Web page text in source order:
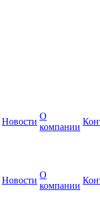
Новости
О
компании
Новости
О
компании